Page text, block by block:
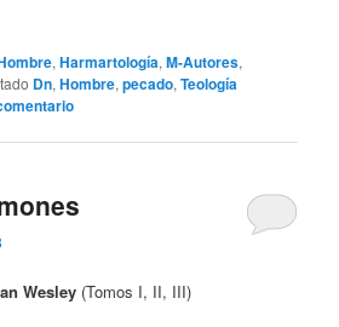
,Harmartología,M-Autores,
Dn,Hombre,pecado,Teología
Wesley (Tomos I, II, III)